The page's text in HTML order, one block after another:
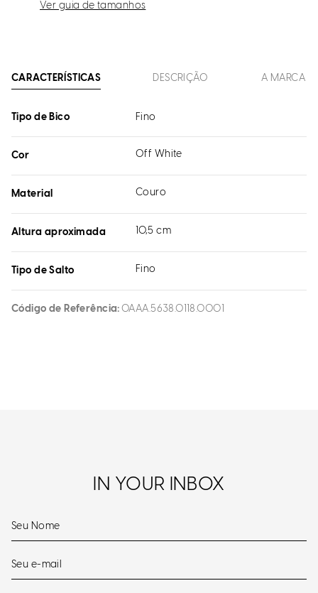
Ver guia de tamanhos
CARACTERÍSTICAS DESCRIÇÃO A MARCA
Tipo de Bico Fino
Cor Off White
Material Couro
Altura aproximada 10,5 cm
Tipo de Salto Fino
Código de Referência 0AAA.5638.0118.0001
IN YOUR INBOX